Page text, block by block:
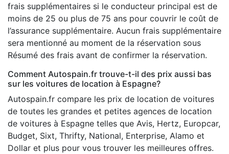
frais supplémentaires si le conducteur principal est de
moins de 25 ou plus de 75 ans pour couvrir le coût de
l’assurance supplémentaire. Aucun frais supplémentaire
sera mentionné au moment de la réservation sous
Résumé des frais avant de confirmer la réservation.
Comment Autospain.fr trouve-t-il des prix aussi bas
sur les voitures de location à Espagne?
Autospain.fr compare les prix de location de voitures
de toutes les grandes et petites agences de location
de voitures à Espagne telles que Avis, Hertz, Europcar,
Budget, Sixt, Thrifty, National, Enterprise, Alamo et
Dollar et plus pour vous trouver les meilleures offres.